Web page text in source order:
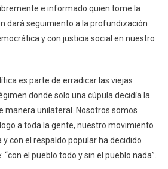
e informado quien tome la
dará seguimiento a la profundización
y con justicia social en nuestro
es parte de erradicar las viejas
donde solo una cúpula decidía la
manera unilateral. Nosotros somos
a toda la gente, nuestro movimiento
con el respaldo popular ha decidido
el pueblo todo y sin el pueblo nada”.